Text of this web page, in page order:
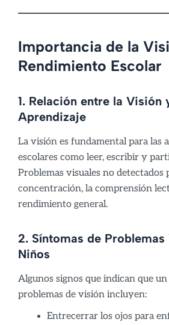
Importancia de la
Rendimiento Escolar
1. Relación entre la Visión
Aprendizaje
La visión es fundamental para las
escolares como leer, escribir y
Problemas visuales no detectados
concentración, la comprensión
rendimiento general.
2. Síntomas de Problemas
Niños
Algunos signos que indican que
problemas de visión incluyen:
Entrecerrar los ojos para